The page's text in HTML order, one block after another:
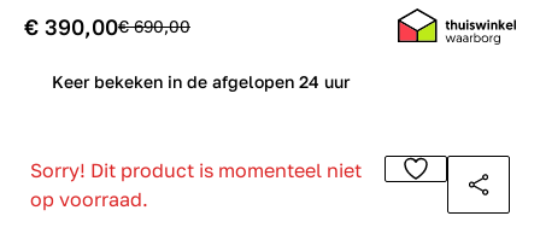
€ 390,00€ 690,00
Keer bekeken in de afgelopen 24 uur
Sorry! Dit product is momenteel niet
op voorraad.